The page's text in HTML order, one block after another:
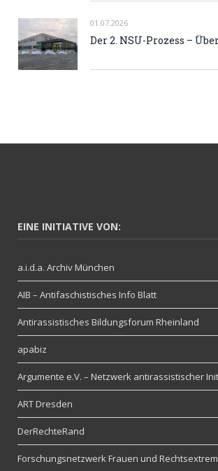
01.07.2026
Der 2. NSU-Prozess –
EINE INITIATIVE VON:
a.i.d.a. Archiv München
AIB – Antifaschistisches Info Blatt
Antirassistisches Bildungsforum Rheinland
apabiz
Argumente e.V. – Netzwerk antirassistischer
ART Dresden
DerRechteRand
Forschungsnetzwerk Frauen und